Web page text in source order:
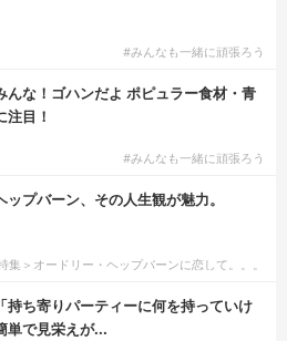
#みんなも一緒に頑張ろう
んな！ゴハンだよ ポピュラー食材・青
注目！
#みんなも一緒に頑張ろう
プバーン、その人生観が魅力。
集＞オードリー・ヘップバーンに恋して。。。
持ち寄りパーティーに何を持っていけ
単で見栄えが...